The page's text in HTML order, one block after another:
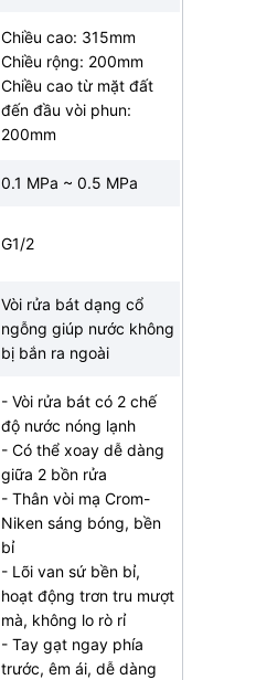
Chiều cao: 315mm
Chiều rộng: 200mm
Chiều cao từ mặt đất
đến đầu vòi phun:
200mm
0.1 MPa ~ 0.5 MPa
G1/2
Vòi rửa bát dạng cổ
ngỗng giúp nước không
bị bắn ra ngoài
- Vòi rửa bát có 2 chế
độ nước nóng lạnh
- Có thể xoay dễ dàng
giữa 2 bồn rửa
- Thân vòi mạ Crom-
Niken sáng bóng, bền
bỉ
- Lõi van sứ bền bỉ,
hoạt động trơn tru mượt
mà, không lo rò rỉ
- Tay gạt ngay phía
trước, êm ái, dễ dàng